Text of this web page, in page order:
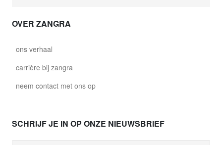
OVER ZANGRA
ons verhaal
carrière bij zangra
neem contact met ons op
SCHRIJF JE IN OP ONZE NIEUWSBRIEF